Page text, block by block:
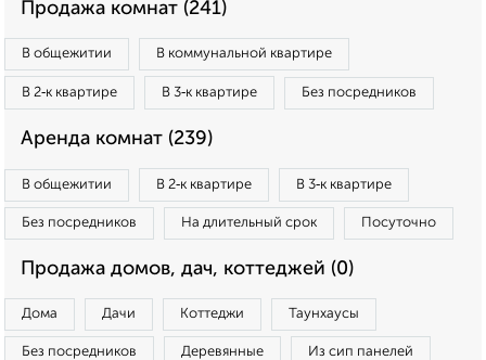
Продажа комнат (241)
В общежитии В коммунальной квартире
В 2‑к квартире В 3‑к квартире Без посредников
Аренда комнат (239)
В общежитии В 2‑к квартире В 3‑к квартире
Без посредников На длительный срок Посуточно
Продажа домов, дач, коттеджей (0)
Дома Дачи Коттеджи Таунхаусы
Без посредников Деревянные Из сип панелей